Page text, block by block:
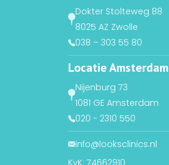
Dokter Stolteweg 88
8025 AZ Zwolle
038 – 303 55 80
Locatie Amsterdam
Nijenburg 73
1081 GE Amsterdam
020 - 2310 550
info@looksclinics.nl
KvK: 74662910